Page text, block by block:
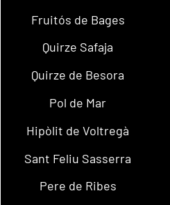
Fruitós de Bages
Quirze Safaja
Quirze de Besora
Pol de Mar
Hipòlit de Voltregà
Sant Feliu Sasserra
Pere de Ribes